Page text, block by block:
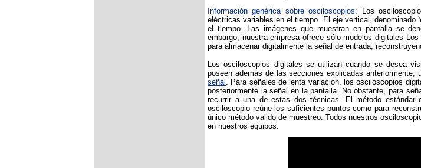
Información genérica sobre osciloscopios: Los
eléctricas variables en el tiempo. El eje vertical, denominado
el tiempo. Las imágenes que muestran en pantalla se
embargo, nuestra empresa ofrece sólo modelos digitales
para almacenar digitalmente la señal de entrada,
Los osciloscopios digitales se utilizan cuando se desea
poseen además de las secciones explicadas
señal . Para señales de lenta variación, los osciloscopios
posteriormente la señal en la pantalla. No obstante, para
recurrir a una de estas dos técnicas. El método
osciloscopio reúne los suficientes puntos como para
único método valido de muestreo. Todos nuestros
en nuestros equipos.